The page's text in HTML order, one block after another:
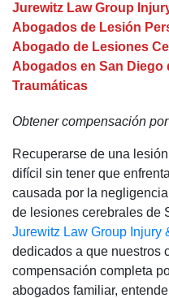
Jurewitz Law Group
Abogados de Lesión
Abogado de Lesiones
Abogados en San Diego
Traumáticas
Obtener compensación
Recuperarse de una
difícil sin tener que
causada por la
de lesiones cerebrales de
Jurewitz Law Group Injury
dedicados a que nuestros
compensación completa
abogados familiar,